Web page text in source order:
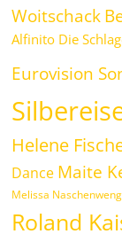
Woitschack
Alfinito Die
Eurovision
Helene
Dance Maite
Melissa Naschenweng
Roland